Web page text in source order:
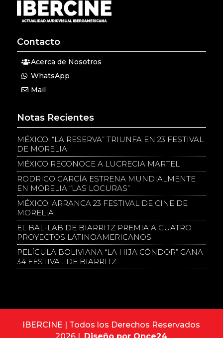
Contacto
Acerca de Nosotros
WhatsApp
Mail
Notas Recientes
MÉXICO: “LA RESERVA” TRIUNFA EN 23 FESTIVAL
DE MORELIA
MÉXICO RECONOCE A LUCRECIA MARTEL
RODRIGO GARCÍA ESTRENA MUNDIALMENTE
EN MORELIA “LAS LOCURAS”
MÉXICO: ARRANCA 23 FESTIVAL DE CINE DE
MORELIA
EL BAL-LAB DE BIARRITZ PREMIA A CUATRO
PROYECTOS LATINOAMERICANOS
PELÍCULA BOLIVIANA “LA HIJA CÓNDOR” GANA
34 FESTIVAL DE BIARRITZ
IBERCINE | Todos los Derechos Reservados
2026 | Diseño por Once24